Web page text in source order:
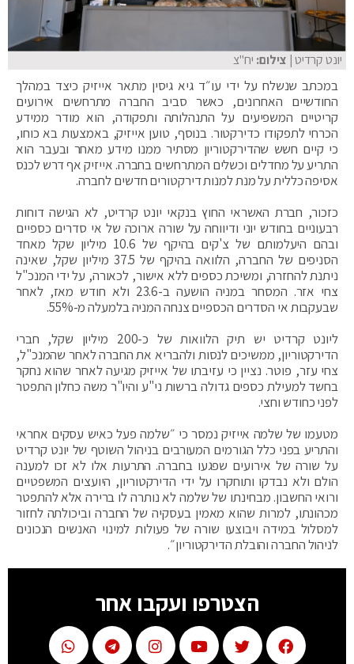
יונט קרדיט| צילום: יח"צ
במכתב שנשלח על ידי עו״ד גיא גיסין מתאר אייזיק כיצד במהלך
החודשיים האחרונים, כאשר סביב החברה מתרחשים אירועים
קריטיים המשפיעים על התנהלותה ותפקודה, הוא מודר ממידע
הכרחי לתפקודו כדירקטור. בנוסף, טוען אייזיק, באמצעות בא כוחו,
כי קיים חשש שהדירקטוריון מסתיר ממנו מידע מאחר ובעבר הוא
התריע על מחדלים וכשלים המתרחשים בחברה. אייזיק אף דרש לכנס
אסיפה כללית על מנת למנות דירקטורים חדשים לחברה.
כזכור, חברת האשראי החוץ בנקאי יונט קרדיט, לא הגישה דוחות
רבעוניים בחודש יוני ודיווחה על שורה ארוכה של אי סדרים כספיים
ובהם היעלמותם של צ'קים בהיקף של 10.6 מיליון שקל מאחד
הסניפים של החברה, הלוואה בהיקף של 37.5 מיליון שקל, שאינה
ניתנת להחזרה, ומשיכת כספים ללא אישור, לכאורה, על ידי המנכ"ל
צחי אזר. המסחר במניה הושעה ב-23.6 ולא חודש מאז, לאחר
שבעקבות אי הסדרים הכספיים צנחה המניה בלמעלה מ-55%.
ליונט קרדיט יש תיק הלוואות של כ-200 מיליון שקל, חברי
הדירקטוריון, ממשיכים לנסות ולהבריא את החברה לאחר שהמנכ"ל,
צחי עזר, פוטר. נציין כי עזיבתו של אייזיק מגיעה לאחר שהוא נחקר
בחשד למעילת כספים גדולה ברשות ני"ע והיו"ר משה כחלון התפטר
לפני כחודש וחצי.
מטעמו של שלמה אייזיק נמסר כי ״שלמה פעל כאיש עסקים אחראי
והתריע בפני כלל הגורמים המעורבים בניהול השוטף של יונט קרדיט
על שורה של אירועים שפגעו בחברה. התרעות אלו לא זכו למענה
הולם ולא נבדקו ותוחקרו על ידי הדירקטוריון, היועצים המשפטיים
ורואי החשבון. מבחינתו של שלמה לא נותרה לו ברירה אלא להתפטר
מכהונתו, למרות שהוא מאמין בעסקיה של החברה וביכולתה לחזור
למסלול במידה ויבוצעו שורה של פעולות למינוי האנשים הנכונים
לניהול החברה והובלת הדירקטוריון״.
הצטרפו ועקבו אחר